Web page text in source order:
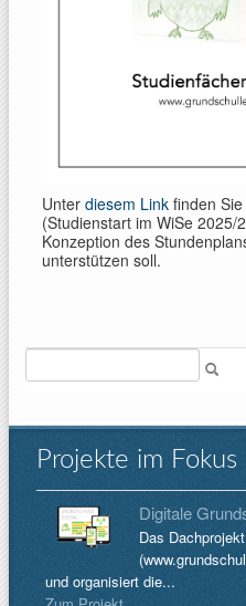
Unter diesem Link finden
(Studienstart im WiSe 2025/
Konzeption des
unterstützen soll.
Projekte im Fokus
Digitale
Das
und organisiert die...